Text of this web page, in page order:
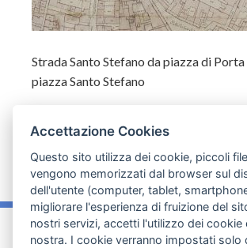
Strada Santo Stefano da piazza di Porta
piazza Santo Stefano
_
Accettazione Cookies
Questo sito utilizza dei cookie, piccoli
vengono memorizzati dal browser sul
dell'utente (computer, tablet,
migliorare l'esperienza di fruizione del
nostri servizi, accetti l'utilizzo dei cookie
nostra. I cookie verranno impostati solo